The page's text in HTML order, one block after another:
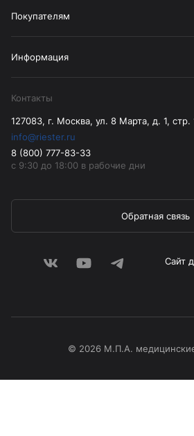
Покупателям
Информация
Контакты
127083, г. Москва, ул. 8 Марта, д. 1, стр.
info@riester.ru
8 (800) 777-83-33
с 9:30 до 18:00 в рабочие дни
Обратная связь
Сайт
© 2026 М.П.А.